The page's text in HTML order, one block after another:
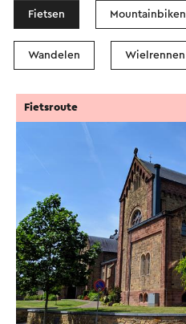
Fietsen Mountainbiken
Wandelen Wielrennen
Fietsroute